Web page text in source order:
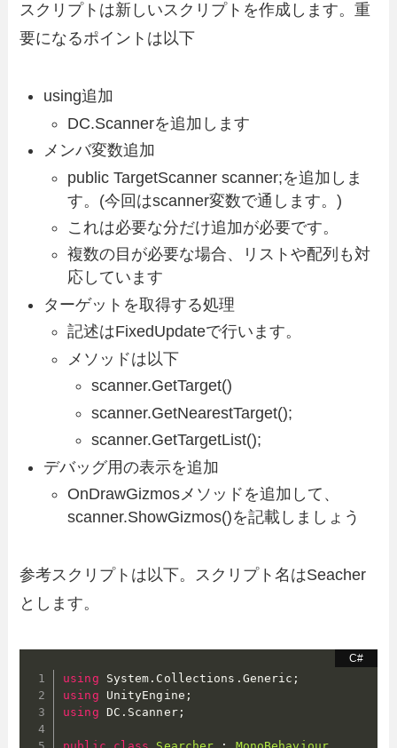
スクリプトは新しいスクリプトを作成します。重
要になるポイントは以下
using追加
DC.Scannerを追加します
メンバ変数追加
public TargetScanner scanner;を追加しま
す。(今回はscanner変数で通します。)
これは必要な分だけ追加が必要です。
複数の目が必要な場合、リストや配列も対
応しています
ターゲットを取得する処理
記述はFixedUpdateで行います。
メソッドは以下
scanner.GetTarget()
scanner.GetNearestTarget();
scanner.GetTargetList();
デバッグ用の表示を追加
OnDrawGizmosメソッドを追加して、
scanner.ShowGizmos()を記載しましょう
参考スクリプトは以下。スクリプト名はSeacher
とします。
using System . Collections . Generic ;
using UnityEngine ;
using DC . Scanner;